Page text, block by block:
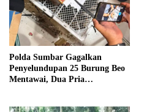
Polda Sumbar Gagalkan
Penyelundupan 25 Burung Beo
Mentawai, Dua Pria